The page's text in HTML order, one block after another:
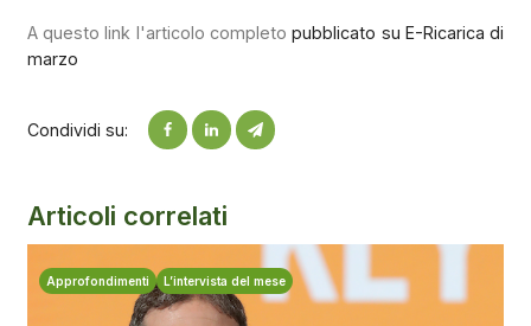
A questo link l'articolo completopubblicato su E-Ricarica di
marzo
Condividi su:
Articoli correlati
Approfondimenti L’intervista del mese